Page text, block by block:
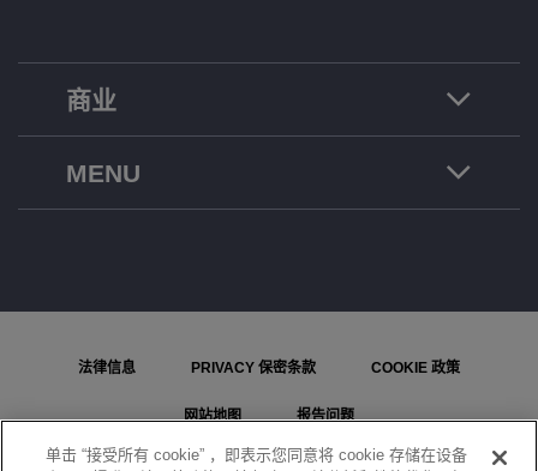
商业
MENU
法律信息 PRIVACY 保密条款 COOKIE 政策
网站地图 报告问题
COOKIE 设置
单击 “接受所有 cookie” ，即表示您同意将 cookie 存储在设备